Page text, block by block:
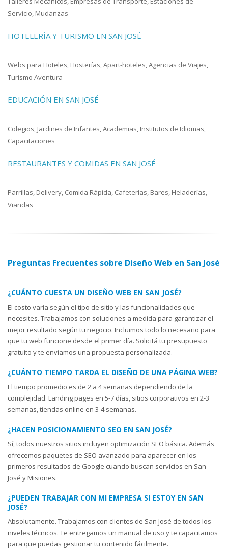
Servicio, Mudanzas
HOTELERÍA Y TURISMO EN SAN JOSÉ
Webs para Hoteles, Hosterías, Apart-hoteles, Agencias de Viajes,
Turismo Aventura
EDUCACIÓN EN SAN JOSÉ
Colegios, Jardines de Infantes, Academias, Institutos de Idiomas,
Capacitaciones
RESTAURANTES Y COMIDAS EN SAN JOSÉ
Parrillas, Delivery, Comida Rápida, Cafeterías, Bares, Heladerías,
Viandas
Preguntas Frecuentes sobre Diseño Web en San José
¿CUÁNTO CUESTA UN DISEÑO WEB EN SAN JOSÉ?
El costo varía según el tipo de sitio y las funcionalidades que
necesites. Trabajamos con soluciones a medida para garantizar el
mejor resultado según tu negocio. Incluimos todo lo necesario para
que tu web funcione desde el primer día. Solicitá tu presupuesto
gratuito y te enviamos una propuesta personalizada.
¿CUÁNTO TIEMPO TARDA EL DISEÑO DE UNA PÁGINA WEB?
El tiempo promedio es de 2 a 4 semanas dependiendo de la
complejidad. Landing pages en 5-7 días, sitios corporativos en 2-3
semanas, tiendas online en 3-4 semanas.
¿HACEN POSICIONAMIENTO SEO EN SAN JOSÉ?
Sí, todos nuestros sitios incluyen optimización SEO básica. Además
ofrecemos paquetes de SEO avanzado para aparecer en los
primeros resultados de Google cuando buscan servicios en San
José y Misiones.
¿PUEDEN TRABAJAR CON MI EMPRESA SI ESTOY EN SAN
JOSÉ?
Absolutamente. Trabajamos con clientes de San José de todos los
niveles técnicos. Te entregamos un manual de uso y te capacitamos
para que puedas gestionar tu contenido fácilmente.